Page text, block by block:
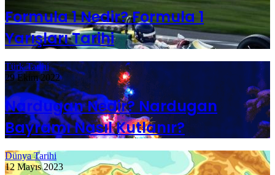
Formula 1 Nedir? Formula 1
Yarışları Tarihi
Türk Tarihi
29 Ekim 2022
Nardugan Nedir? Nardugan
Bayramı Nasıl Kutlanır?
Dünya Tarihi
12 Mayıs 2023